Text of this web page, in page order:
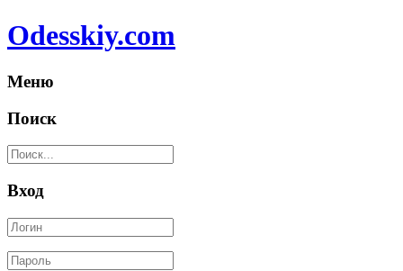
Odesskiy.com
Меню
Поиск
Вход